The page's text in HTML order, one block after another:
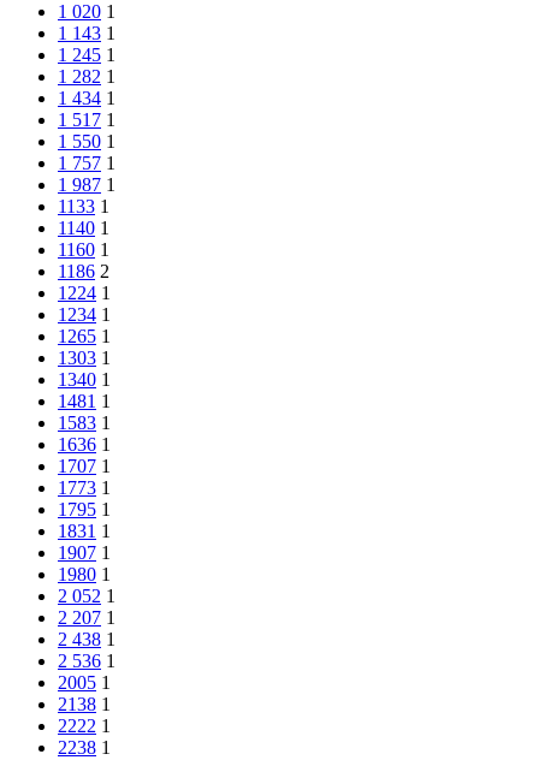
1 020 1
1 143 1
1 245 1
1 282 1
1 434 1
1 517 1
1 550 1
1 757 1
1 987 1
1133 1
1140 1
1160 1
1186 2
1224 1
1234 1
1265 1
1303 1
1340 1
1481 1
1583 1
1636 1
1707 1
1773 1
1795 1
1831 1
1907 1
1980 1
2 052 1
2 207 1
2 438 1
2 536 1
2005 1
2138 1
2222 1
2238 1